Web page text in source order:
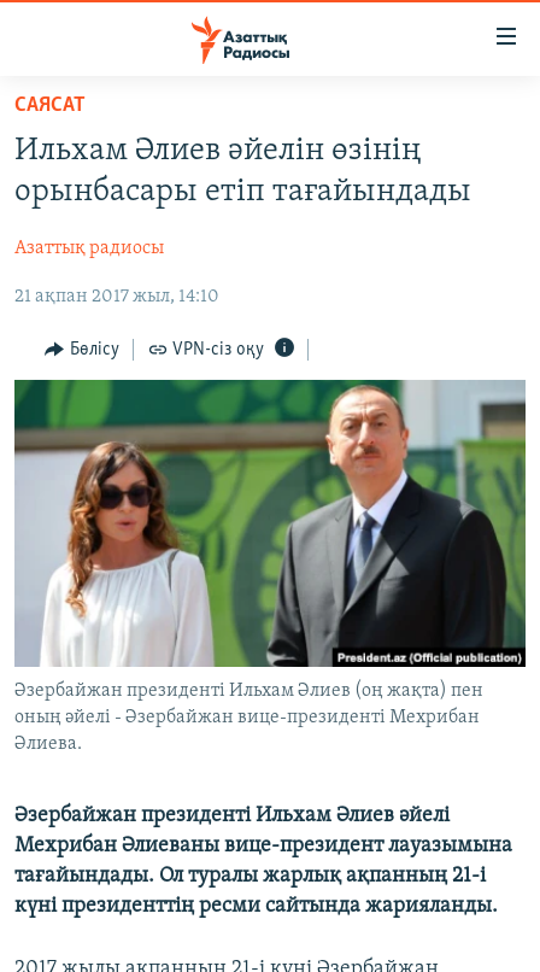
Skip
main
content
Skip
to
Navigation
Search
AZATTYQTV
ҚАҢТАР ОҚИҒАСЫ
АДАМ ҚҰҚЫҚТАРЫ
ӘЛЕУМЕТ
ӘЛЕМ
АРНАЙЫ ЖОБАЛАР
Русский
ЖАЗЫЛЫҢЫЗ
Басқа тілдерде
САЯСАТ
Ильхам Әлиев әйелін өзінің
орынбасары етіп тағайындады
Азаттық радиосы
21 ақпан 2017 жыл, 14:10
Бөлісу VPN-сіз оқу
Әзербайжан президенті Ильхам Әлиев (оң жақта) пен
оның әйелі - Әзербайжан вице-президенті Мехрибан
Әлиева.
Әзербайжан президенті Ильхам Әлиев әйелі
Мехрибан Әлиеваны вице-президент лауазымына
тағайындады. Ол туралы жарлық ақпанның 21-і
күні президенттің ресми сайтында жарияланды.